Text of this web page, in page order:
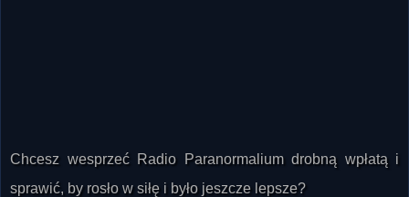
Chcesz wesprzeć Radio Paranormalium drobną wpłatą i
sprawić, by rosło w siłę i było jeszcze lepsze?